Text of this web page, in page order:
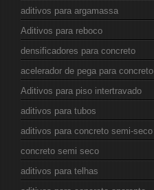
aditivos para argamassa
Aditivos para reboco
densificadores para concreto
acelerador de pega para concreto
Aditivos para piso intertravado
aditivos para tubos
aditivos para concreto semi-seco
concreto semi seco
aditivos para telhas